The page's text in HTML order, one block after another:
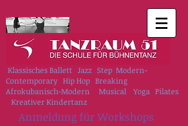
Klassisches Ballett Jazz Step Modern-
Contemporary Hip Hop Breaking
Afrokubanisch-Modern Musical Yoga Pilates
Kreativer Kindertanz
Anmeldung für Workshops